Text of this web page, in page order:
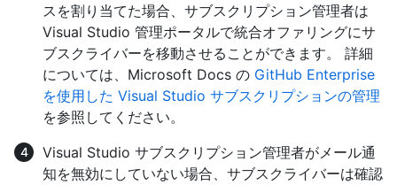
スを割り当てた場合、サブスクリプション管理者は
Visual Studio 管理ポータルで統合オファリングにサ
ブスクライバーを移動させることができます。 詳細
については、Microsoft Docs の GitHub Enterprise
を使用した Visual Studio サブスクリプションの管理
を参照してください。
Visual Studio サブスクリプション管理者がメール通
知を無効にしていない場合、サブスクライバーは確認